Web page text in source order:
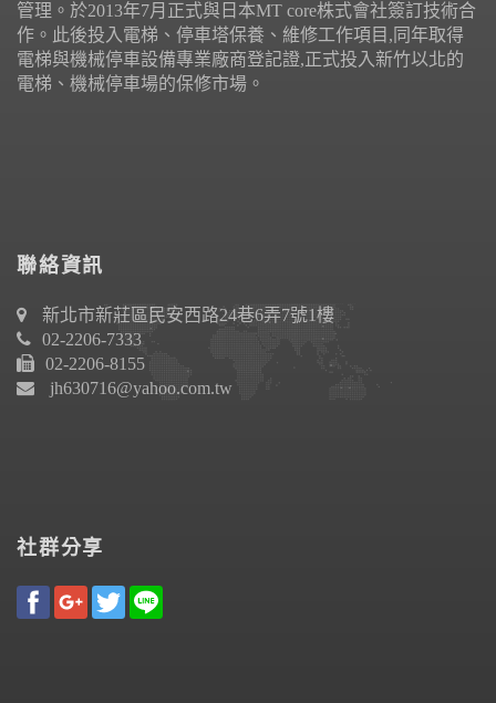
管理。於2013年7月正式與日本MT core株式會社簽訂技術合
作。此後投入電梯、停車塔保養、維修工作項目,同年取得
電梯與機械停車設備專業廠商登記證,正式投入新竹以北的
電梯、機械停車場的保修市場。
聯絡資訊
新北市新莊區民安西路24巷6弄7號1樓
02-2206-7333
02-2206-8155
jh630716@yahoo.com.tw
社群分享